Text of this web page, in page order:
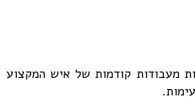
מעבודות קודמות של איש המקצוע